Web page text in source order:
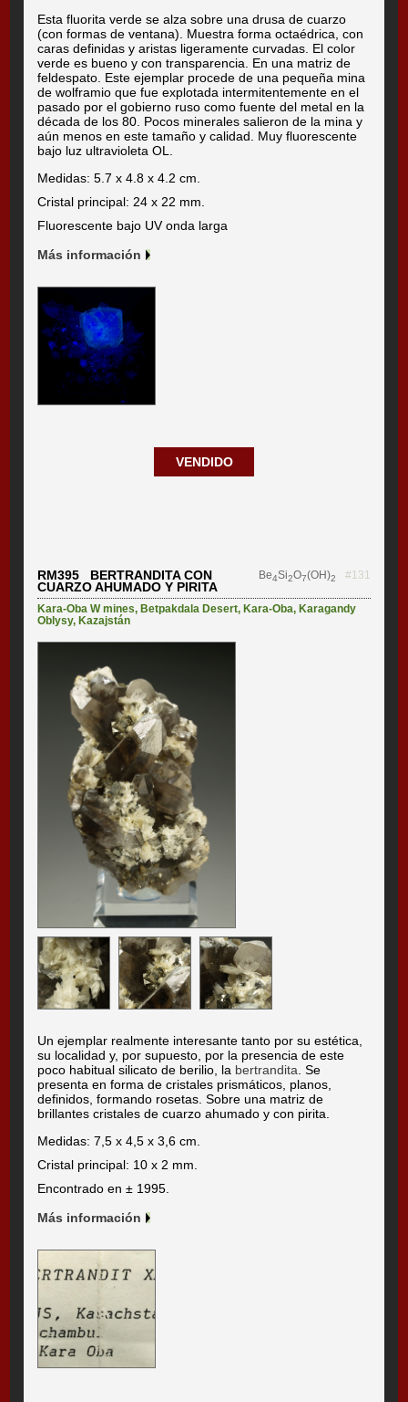
Esta fluorita verde se alza sobre una drusa de cuarzo
(con formas de ventana). Muestra forma octaédrica, con
caras definidas y aristas ligeramente curvadas. El color
verde es bueno y con transparencia. En una matriz de
feldespato. Este ejemplar procede de una pequeña mina
de wolframio que fue explotada intermitentemente en el
pasado por el gobierno ruso como fuente del metal en la
década de los 80. Pocos minerales salieron de la mina y
aún menos en este tamaño y calidad. Muy fluorescente
bajo luz ultravioleta OL.
Medidas: 5.7 x 4.8 x 4.2 cm.
Cristal principal: 24 x 22 mm.
Fluorescente bajo UV onda larga
Más información
VENDIDO
RM395 BERTRANDITA CON
CUARZO AHUMADO Y PIRITA
Be4Si2O7(OH)2 #131
Kara-Oba W mines, Betpakdala Desert, Kara-Oba, Karagandy
Oblysy, Kazajstán
Un ejemplar realmente interesante tanto por su estética,
su localidad y, por supuesto, por la presencia de este
poco habitual silicato de berilio, la bertrandita . Se
presenta en forma de cristales prismáticos, planos,
definidos, formando rosetas. Sobre una matriz de
brillantes cristales de cuarzo ahumado y con pirita.
Medidas: 7,5 x 4,5 x 3,6 cm.
Cristal principal: 10 x 2 mm.
Encontrado en ± 1995.
Más información